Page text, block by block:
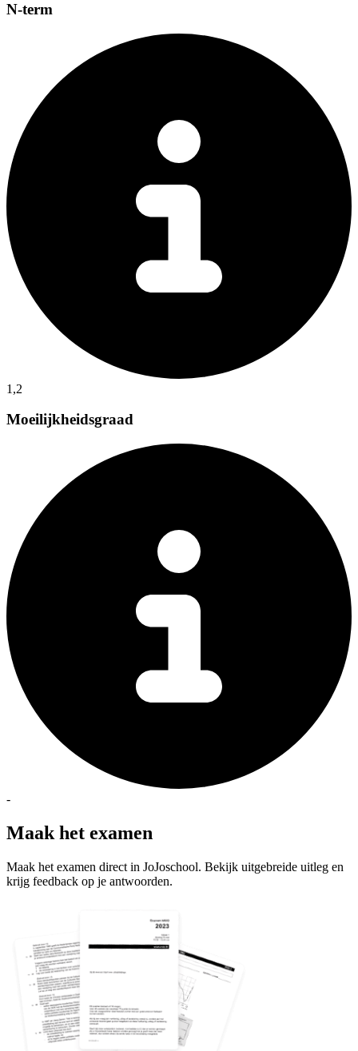
N-term
1,2
Moeilijkheidsgraad
-
Maak het examen
Maak het examen direct in JoJoschool. Bekijk uitgebreide uitleg en
krijg feedback op je antwoorden.